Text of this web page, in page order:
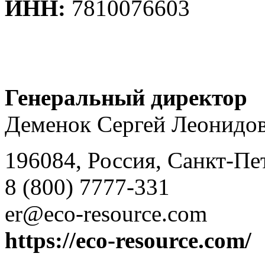
ИНН: 7810076603
Генеральный директор
Деменок Сергей
196084, Россия, Санкт-
8 (800) 7777-331
er@eco-resource.com
https://eco-resource.com/